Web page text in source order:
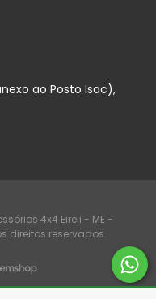
ao Posto Isac),
4x4 Eireli - ME -
direitos reservados.